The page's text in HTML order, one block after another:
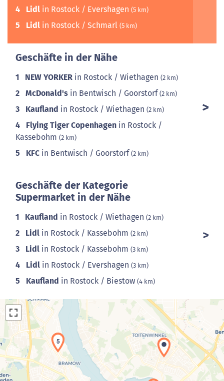
4 Lidl in Rostock / Evershagen (5 km)
5 Lidl in Rostock / Schmarl (5 km)
Geschäfte in der Nähe
1 NEW YORKER in Rostock / Wiethagen (2 km)
2 McDonald's in Bentwisch / Goorstorf(2 km)
3 Kaufland in Rostock / Wiethagen (2 km)
4 Flying Tiger Copenhagen in Rostock /
Kassebohm (2 km)
5 KFC in Bentwisch / Goorstorf(2 km)
Geschäfte der Kategorie
Supermarket in der Nähe
1 Kaufland in Rostock / Wiethagen (2 km)
2 Lidl in Rostock / Kassebohm (2 km)
3 Lidl in Rostock / Kassebohm (3 km)
4 Lidl in Rostock / Evershagen (3 km)
5 Kaufland in Rostock / Biestow (4 km)
5